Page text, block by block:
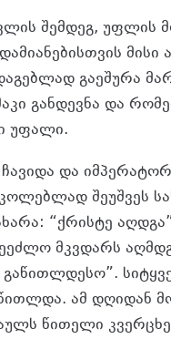
შემდეგ, უფლის
გაეშურა
განდევნა და
უფალი.
და
შეუშვეს
“ქრისტე
მკვდარს
ამ დღიდან
წითელი